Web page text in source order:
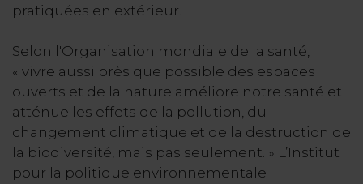
pratiquées en extérieur.
Selon l'Organisation mondiale de la santé,
« vivre aussi près que possible des espaces
ouverts et de la nature améliore notre santé et
atténue les effets de la pollution, du
changement climatique et de la destruction de
la biodiversité, mais pas seulement. » L’Institut
pour la politique environnementale